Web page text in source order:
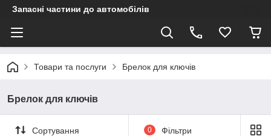
Запасні частини до автомобілів
Товари та послуги Брелок для ключів
Брелок для ключів
Сортування 0 Фільтри